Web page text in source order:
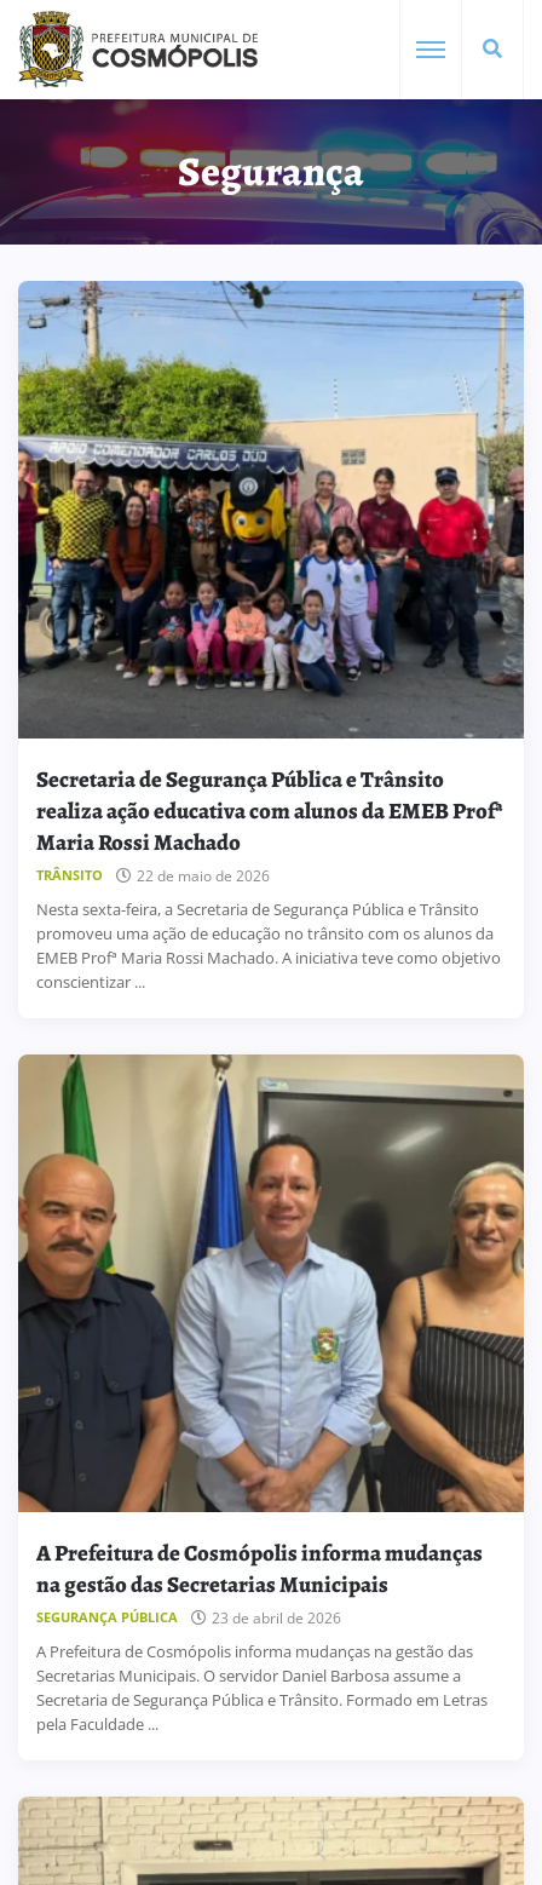
Segurança
Secretaria de Segurança Pública e Trânsito
realiza ação educativa com alunos da EMEB Profª
Maria Rossi Machado
TRÂNSITO 22 de maio de 2026
Nesta sexta-feira, a Secretaria de Segurança Pública e Trânsito
promoveu uma ação de educação no trânsito com os alunos da
EMEB Profª Maria Rossi Machado. A iniciativa teve como objetivo
conscientizar ...
A Prefeitura de Cosmópolis informa mudanças
na gestão das Secretarias Municipais
SEGURANÇA PÚBLICA 23 de abril de 2026
A Prefeitura de Cosmópolis informa mudanças na gestão das
Secretarias Municipais. O servidor Daniel Barbosa assume a
Secretaria de Segurança Pública e Trânsito. Formado em Letras
pela Faculdade ...